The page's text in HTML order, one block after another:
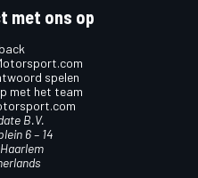
met ons op
spelen
met het team
B.V.
6 – 14